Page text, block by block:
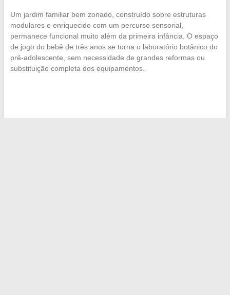
Um jardim familiar bem zonado, construído sobre estruturas
modulares e enriquecido com um percurso sensorial,
permanece funcional muito além da primeira infância. O espaço
de jogo do bebê de três anos se torna o laboratório botânico do
pré-adolescente, sem necessidade de grandes reformas ou
substituição completa dos equipamentos.